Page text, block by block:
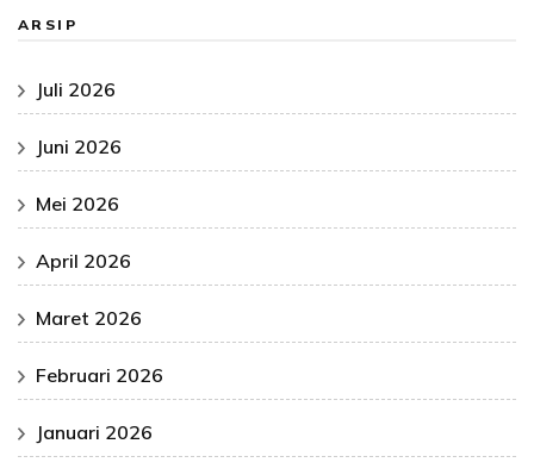
ARSIP
Juli 2026
Juni 2026
Mei 2026
April 2026
Maret 2026
Februari 2026
Januari 2026